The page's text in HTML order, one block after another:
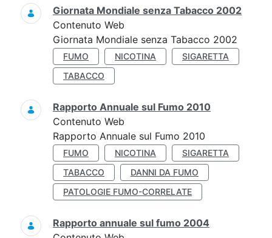
Giornata Mondiale senza Tabacco 2002
Contenuto Web
Giornata Mondiale senza Tabacco 2002
FUMO NICOTINA
SIGARETTA
TABACCO
Rapporto Annuale sul Fumo 2010
Contenuto Web
Rapporto Annuale sul Fumo 2010
FUMO NICOTINA
SIGARETTA
TABACCO
DANNI DA FUMO
PATOLOGIE FUMO-CORRELATE
Rapporto annuale sul fumo 2004